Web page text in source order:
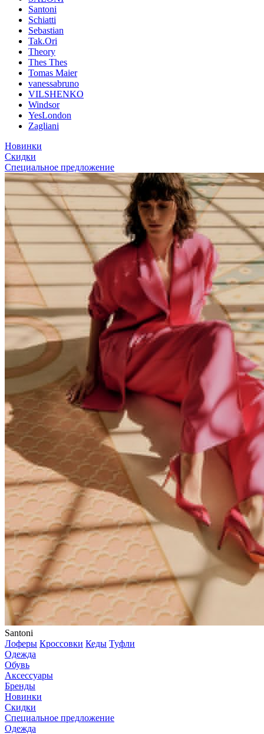
Santoni
Schiatti
Sebastian
Tak.Ori
Theory
Thes Thes
Tomas Maier
vanessabruno
VILSHENKO
Windsor
YesLondon
Zagliani
Новинки
Скидки
Специальное предложение
Santoni
Лоферы Кроссовки Кеды Туфли
Одежда
Обувь
Аксессуары
Бренды
Новинки
Скидки
Специальное предложение
Одежда